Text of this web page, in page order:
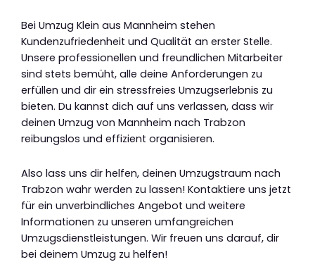
Bei Umzug Klein aus Mannheim stehen
Kundenzufriedenheit und Qualität an erster Stelle.
Unsere professionellen und freundlichen Mitarbeiter
sind stets bemüht, alle deine Anforderungen zu
erfüllen und dir ein stressfreies Umzugserlebnis zu
bieten. Du kannst dich auf uns verlassen, dass wir
deinen Umzug von Mannheim nach Trabzon
reibungslos und effizient organisieren.
Also lass uns dir helfen, deinen Umzugstraum nach
Trabzon wahr werden zu lassen! Kontaktiere uns jetzt
für ein unverbindliches Angebot und weitere
Informationen zu unseren umfangreichen
Umzugsdienstleistungen. Wir freuen uns darauf, dir
bei deinem Umzug zu helfen!